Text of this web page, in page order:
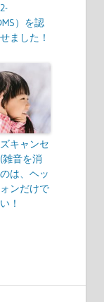
）を認
ました！
キャンセ
雑音を消
は、ヘッ
ォンだけで
！